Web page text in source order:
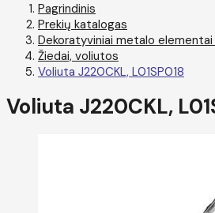
Pagrindinis
Prekių katalogas
Dekoratyviniai metalo elementai
Žiedai, voliutos
Voliuta J220CKL, L01SP018
Voliuta J220CKL,